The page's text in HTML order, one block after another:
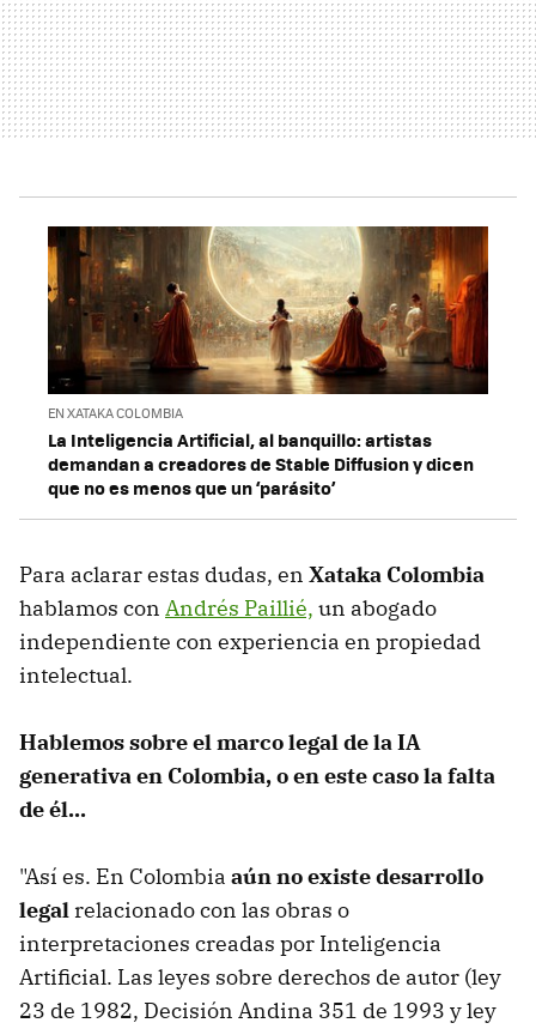
EN XATAKA COLOMBIA
La Inteligencia Artificial, al banquillo: artistas
demandan a creadores de Stable Diffusion y dicen
que no es menos que un ‘parásito’
Para aclarar estas dudas, en Xataka Colombia
hablamos con Andrés Paillié, un abogado
independiente con experiencia en propiedad
intelectual.
Hablemos sobre el marco legal de la IA
generativa en Colombia, o en este caso la falta
de él...
"Así es. En Colombia aún no existe desarrollo
legal relacionado con las obras o
interpretaciones creadas por Inteligencia
Artificial. Las leyes sobre derechos de autor (ley
23 de 1982, Decisión Andina 351 de 1993 y ley